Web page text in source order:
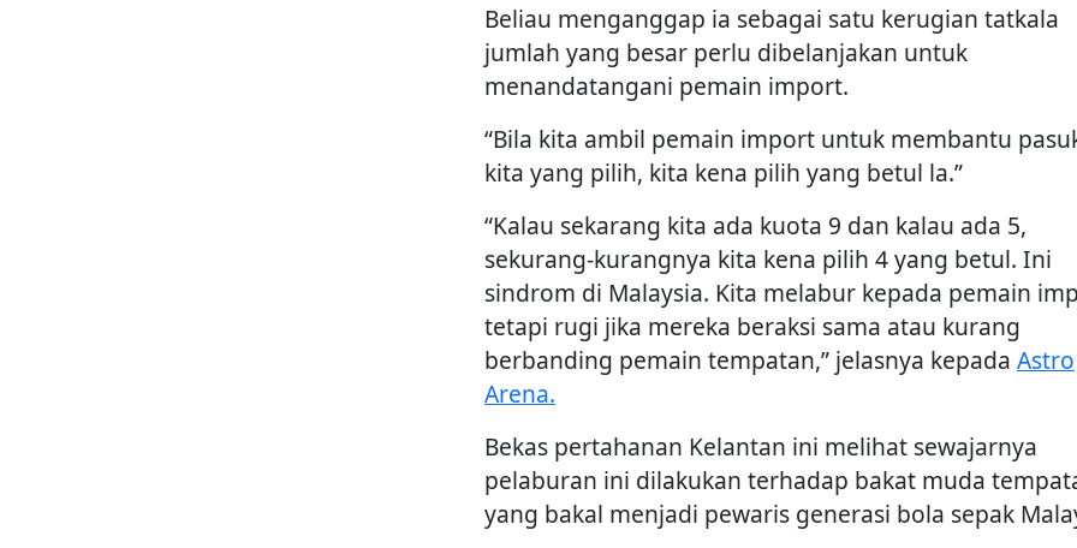
Beliau menganggap ia sebagai satu kerugian tatkala
jumlah yang besar perlu dibelanjakan untuk
menandatangani pemain import.
“Bila kita ambil pemain import untuk membantu
kita yang pilih, kita kena pilih yang betul la.”
“Kalau sekarang kita ada kuota 9 dan kalau ada 5,
sekurang-kurangnya kita kena pilih 4 yang betul. Ini
sindrom di Malaysia. Kita melabur kepada pemain
tetapi rugi jika mereka beraksi sama atau kurang
berbanding pemain tempatan,” jelasnya kepada Astro
Arena.
Bekas pertahanan Kelantan ini melihat sewajarnya
pelaburan ini dilakukan terhadap bakat muda
yang bakal menjadi pewaris generasi bola sepak